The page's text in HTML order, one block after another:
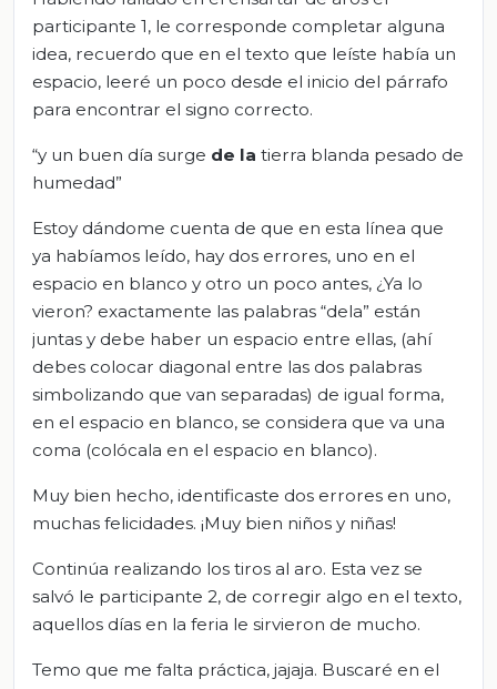
participante 1, le corresponde completar alguna
idea, recuerdo que en el texto que leíste había un
espacio, leeré un poco desde el inicio del párrafo
para encontrar el signo correcto.
“y un buen día surge de la tierra blanda pesado de
humedad”
Estoy dándome cuenta de que en esta línea que
ya habíamos leído, hay dos errores, uno en el
espacio en blanco y otro un poco antes, ¿Ya lo
vieron? exactamente las palabras “dela” están
juntas y debe haber un espacio entre ellas, (ahí
debes colocar diagonal entre las dos palabras
simbolizando que van separadas) de igual forma,
en el espacio en blanco, se considera que va una
coma (colócala en el espacio en blanco).
Muy bien hecho, identificaste dos errores en uno,
muchas felicidades. ¡Muy bien niños y niñas!
Continúa realizando los tiros al aro. Esta vez se
salvó le participante 2, de corregir algo en el texto,
aquellos días en la feria le sirvieron de mucho.
Temo que me falta práctica, jajaja. Buscaré en el